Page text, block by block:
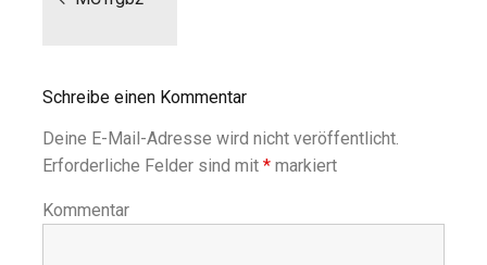
Schreibe einen Kommentar
Deine E-Mail-Adresse wird nicht veröffentlicht.
Erforderliche Felder sind mit * markiert
Kommentar